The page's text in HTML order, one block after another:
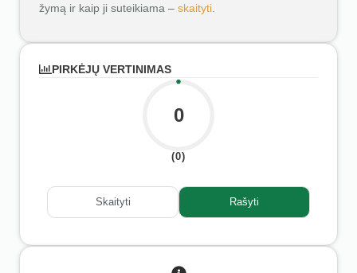
žymą ir kaip ji suteikiama – skaityti
PIRKĖJŲ VERTINIMAS
0
(0)
Skaityti Rašyti